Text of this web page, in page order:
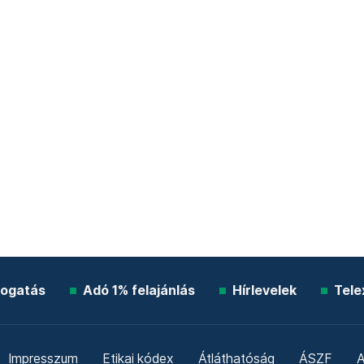
Adó 1% felajánlás Hírlevelek
Impresszum Etikai kódex Átláthatóság ÁSZF